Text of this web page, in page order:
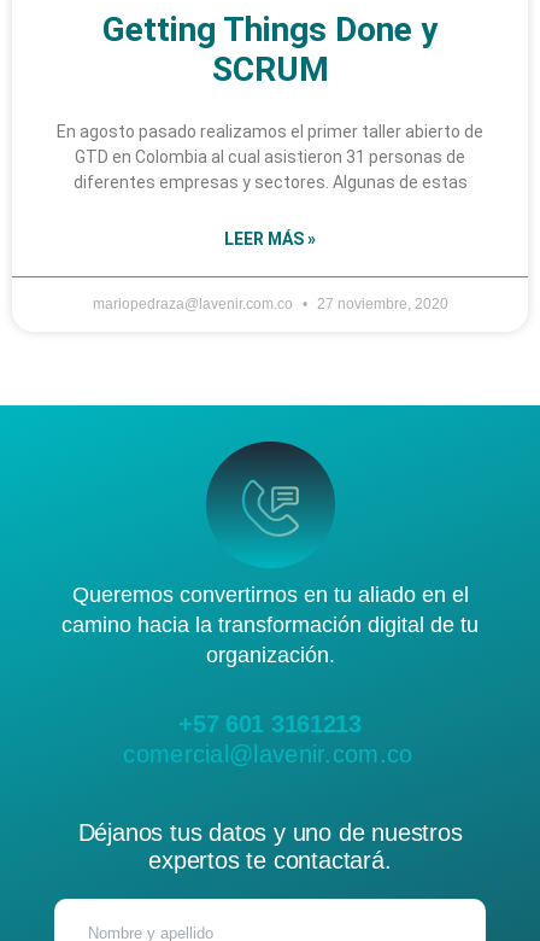
Getting Things Done y
SCRUM
En agosto pasado realizamos el primer taller abierto de
GTD en Colombia al cual asistieron 31 personas de
diferentes empresas y sectores. Algunas de estas
LEER MÁS »
mariopedraza@lavenir.com.co 27 noviembre, 2020
Queremos convertirnos en tu aliado en el
camino hacia la transformación digital de tu
organización.
+57 601 3161213
comercial@lavenir.com.co
Déjanos tus datos y uno de nuestros
expertos te contactará.